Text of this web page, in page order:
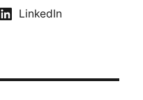
LinkedIn